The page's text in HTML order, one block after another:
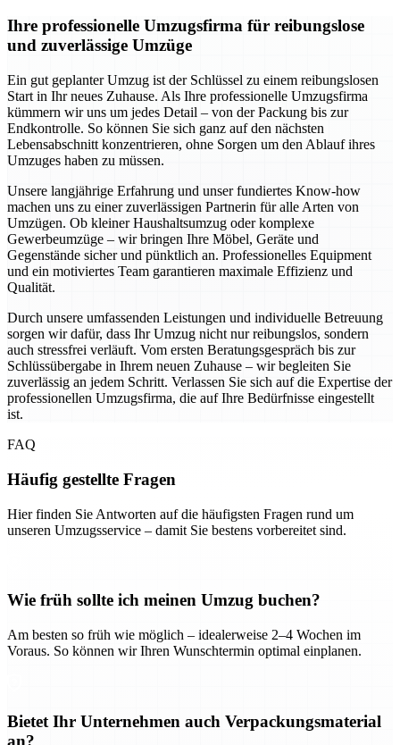
Ihre professionelle Umzugsfirma für reibungslose
und zuverlässige Umzüge
Ein gut geplanter Umzug ist der Schlüssel zu einem reibungslosen
Start in Ihr neues Zuhause. Als Ihre professionelle Umzugsfirma
kümmern wir uns um jedes Detail – von der Packung bis zur
Endkontrolle. So können Sie sich ganz auf den nächsten
Lebensabschnitt konzentrieren, ohne Sorgen um den Ablauf ihres
Umzuges haben zu müssen.
Unsere langjährige Erfahrung und unser fundiertes Know-how
machen uns zu einer zuverlässigen Partnerin für alle Arten von
Umzügen. Ob kleiner Haushaltsumzug oder komplexe
Gewerbeumzüge – wir bringen Ihre Möbel, Geräte und
Gegenstände sicher und pünktlich an. Professionelles Equipment
und ein motiviertes Team garantieren maximale Effizienz und
Qualität.
Durch unsere umfassenden Leistungen und individuelle Betreuung
sorgen wir dafür, dass Ihr Umzug nicht nur reibungslos, sondern
auch stressfrei verläuft. Vom ersten Beratungsgespräch bis zur
Schlüssübergabe in Ihrem neuen Zuhause – wir begleiten Sie
zuverlässig an jedem Schritt. Verlassen Sie sich auf die Expertise der
professionellen Umzugsfirma, die auf Ihre Bedürfnisse eingestellt
ist.
FAQ
Häufig gestellte Fragen
Hier finden Sie Antworten auf die häufigsten Fragen rund um
unseren Umzugsservice – damit Sie bestens vorbereitet sind.
Wie früh sollte ich meinen Umzug buchen?
Am besten so früh wie möglich – idealerweise 2–4 Wochen im
Voraus. So können wir Ihren Wunschtermin optimal einplanen.
Bietet Ihr Unternehmen auch Verpackungsmaterial
an?